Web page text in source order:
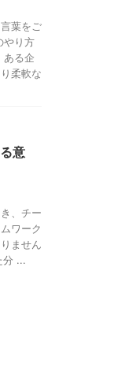
葉をご
やり方
ある企
柔軟な
意
、チー
ワーク
ません
分 ...